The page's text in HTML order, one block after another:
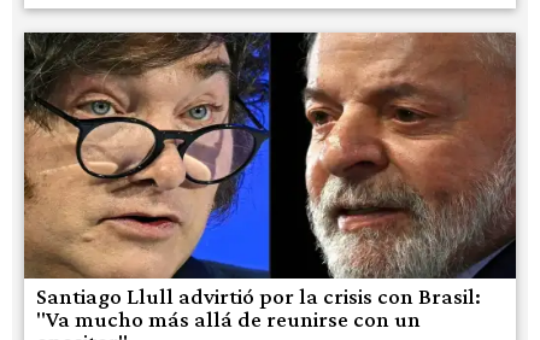
Santiago Llull advirtió por la crisis con Brasil:
"Va mucho más allá de reunirse con un